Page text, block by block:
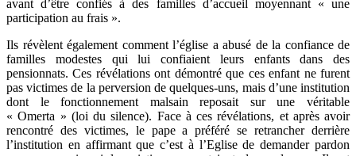
avant d’être confiés à des familles d’accueil moyennant « une
participation au frais ».
Ils révèlent également comment l’église a abusé de la confiance de
familles modestes qui lui confiaient leurs enfants dans des
pensionnats. Ces révélations ont démontré que ces enfant ne furent
pas victimes de la perversion de quelques-uns, mais d’une institution
dont le fonctionnement malsain reposait sur une véritable
« Omerta » (loi du silence). Face à ces révélations, et après avoir
rencontré des victimes, le pape a préféré se retrancher derrière
l’institution en affirmant que c’est à l’Eglise de demander pardon